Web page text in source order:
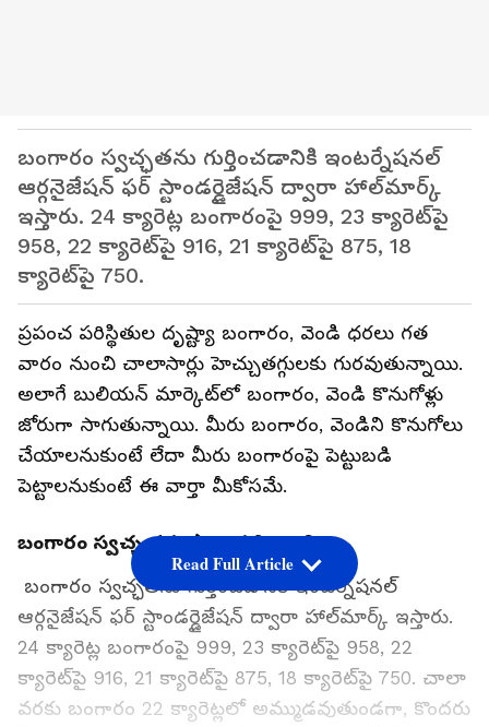
బంగారం స్వచ్ఛతను గుర్తించడానికి ఇంటర్నేషనల్
ఆర్గనైజేషన్ ఫర్ స్టాండర్డైజేషన్ ద్వారా హాల్‌మార్క్‌
ఇస్తారు. 24 క్యారెట్ల బంగారంపై 999, 23 క్యారెట్‌పై
958, 22 క్యారెట్‌పై 916, 21 క్యారెట్‌పై 875, 18
క్యారెట్‌పై 750.
ప్రపంచ పరిస్థితుల దృష్ట్యా బంగారం, వెండి ధరలు గత
వారం నుంచి చాలాసార్లు హెచ్చుతగ్గులకు గురవుతున్నాయి.
అలాగే బులియన్ మార్కెట్‌లో బంగారం, వెండి కొనుగోళ్లు
జోరుగా సాగుతున్నాయి. మీరు బంగారం, వెండిని కొనుగోలు
చేయాలనుకుంటే లేదా మీరు బంగారంపై పెట్టుబడి
పెట్టాలనుకుంటే ఈ వార్తా మీకోసమే.
బంగారం స్వచ్ఛతను ఎలా గుర్తించాలి
బంగారం స్వచ్ఛతను గుర్తించడానికి ఇంటర్నేషనల్
ఆర్గనైజేషన్ ఫర్ స్టాండర్డైజేషన్ ద్వారా హాల్‌మార్క్‌ ఇస్తారు.
24 క్యారెట్ల బంగారంపై 999, 23 క్యారెట్‌పై 958, 22
క్యారెట్‌పై 916, 21 క్యారెట్‌పై 875, 18 క్యారెట్‌పై 750. చాలా
వరకు బంగారం 22 క్యారెట్లలో అమ్ముడవుతుండగా, కొందరు
Read Full Article